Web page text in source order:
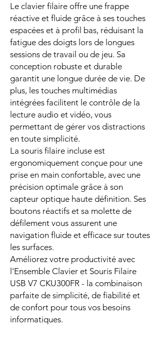
Le clavier filaire offre une frappe
réactive et fluide grâce à ses touches
espacées et à profil bas, réduisant la
fatigue des doigts lors de longues
sessions de travail ou de jeu. Sa
conception robuste et durable
garantit une longue durée de vie. De
plus, les touches multimédias
intégrées facilitent le contrôle de la
lecture audio et vidéo, vous
permettant de gérer vos distractions
en toute simplicité.
La souris filaire incluse est
ergonomiquement conçue pour une
prise en main confortable, avec une
précision optimale grâce à son
capteur optique haute définition. Ses
boutons réactifs et sa molette de
défilement vous assurent une
navigation fluide et efficace sur toutes
les surfaces.
Améliorez votre productivité avec
l'Ensemble Clavier et Souris Filaire
USB V7 CKU300FR - la combinaison
parfaite de simplicité, de fiabilité et
de confort pour tous vos besoins
informatiques.